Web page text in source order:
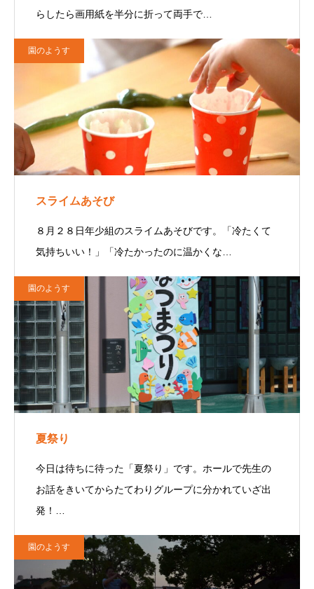
らしたら画用紙を半分に折って両手で…
園のようす
スライムあそび
８月２８日年少組のスライムあそびです。「冷たくて
気持ちいい！」「冷たかったのに温かくな…
園のようす
夏祭り
今日は待ちに待った「夏祭り」です。ホールで先生の
お話をきいてからたてわりグループに分かれていざ出
発！…
園のようす